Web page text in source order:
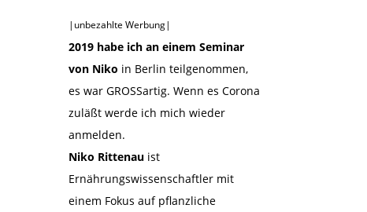
|unbezahlte Werbung|
2019 habe ich an einem Seminar
von Niko in Berlin teilgenommen,
es war GROSSartig. Wenn es Corona
zuläßt werde ich mich wieder
anmelden.
Niko Rittenauist
Ernährungswissenschaftler mit
einem Fokus auf pflanzliche